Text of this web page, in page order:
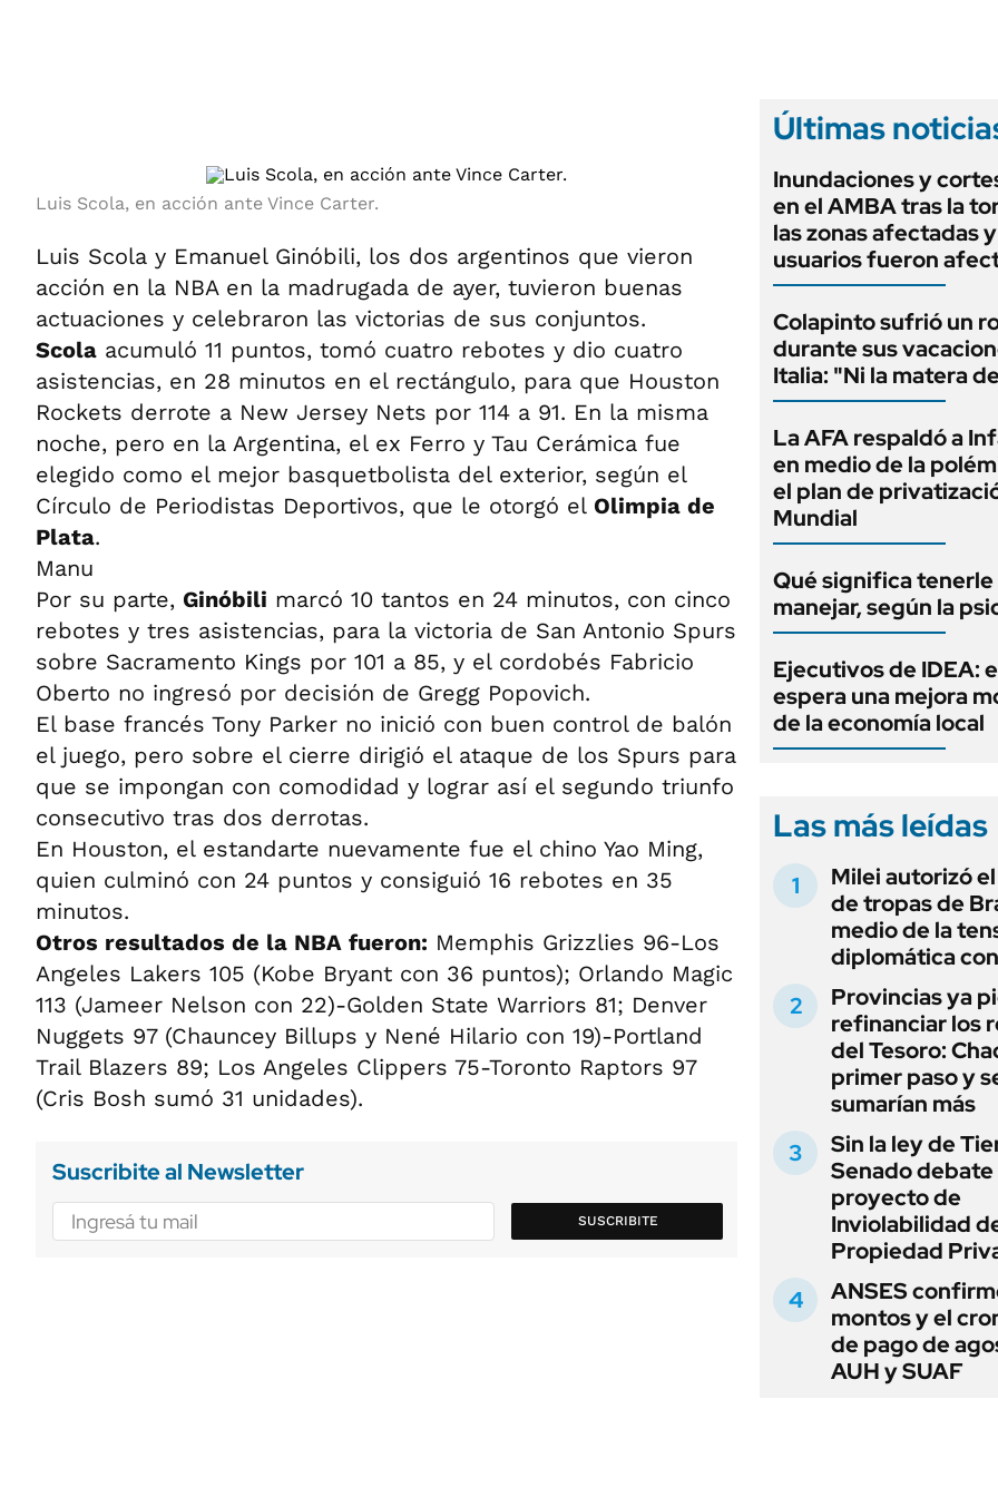
Luis Scola, en acción ante Vince Carter.
Luis Scola y Emanuel Ginóbili, los dos argentinos que vieron
acción en la NBA en la madrugada de ayer, tuvieron buenas
actuaciones y celebraron las victorias de sus conjuntos.
Scola acumuló 11 puntos, tomó cuatro rebotes y dio cuatro
asistencias, en 28 minutos en el rectángulo, para que Houston
Rockets derrote a New Jersey Nets por 114 a 91. En la misma
noche, pero en la Argentina, el ex Ferro y Tau Cerámica fue
elegido como el mejor basquetbolista del exterior, según el
Círculo de Periodistas Deportivos, que le otorgó el Olimpia de
Plata.
Manu
Por su parte, Ginóbili marcó 10 tantos en 24 minutos, con cinco
rebotes y tres asistencias, para la victoria de San Antonio Spurs
sobre Sacramento Kings por 101 a 85, y el cordobés Fabricio
Oberto no ingresó por decisión de Gregg Popovich.
El base francés Tony Parker no inició con buen control de balón
el juego, pero sobre el cierre dirigió el ataque de los Spurs para
que se impongan con comodidad y lograr así el segundo triunfo
consecutivo tras dos derrotas.
En Houston, el estandarte nuevamente fue el chino Yao Ming,
quien culminó con 24 puntos y consiguió 16 rebotes en 35
minutos.
Otros resultados de la NBA fueron: Memphis Grizzlies 96-Los
Angeles Lakers 105 (Kobe Bryant con 36 puntos); Orlando Magic
113 (Jameer Nelson con 22)-Golden State Warriors 81; Denver
Nuggets 97 (Chauncey Billups y Nené Hilario con 19)-Portland
Trail Blazers 89; Los Angeles Clippers 75-Toronto Raptors 97
(Cris Bosh sumó 31 unidades).
Suscribite al Newsletter
SUSCRIBITE
Últimas
Inundaciones y
en el AMBA tras la
las zonas afectadas
usuarios fueron
Colapinto sufrió un
durante sus
Italia: "Ni la matera
La AFA respaldó a
en medio de la
el plan de
Mundial
Qué significa tenerle
manejar, según la
Ejecutivos de IDEA:
espera una mejora
de la economía local
Las más leídas
Milei autorizó
de tropas de
medio de la
diplomática
Provincias ya
refinanciar los
del Tesoro:
primer paso y
sumarían más
Sin la ley de
Senado debate
proyecto de
Inviolabilidad
Propiedad
ANSES
montos y el
de pago de
AUH y SUAF